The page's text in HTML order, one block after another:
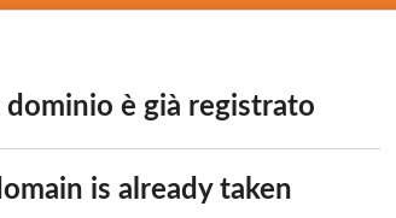
dominio è già registrato
is already taken